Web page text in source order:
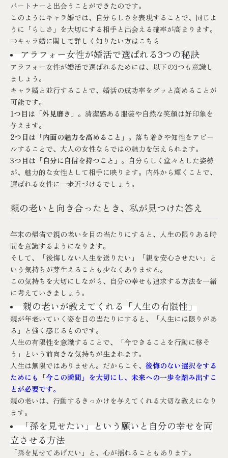
パートナーと出会うことができたのです。
このようにキャラ婚では、自分らしさを表現することで、同じよ
うに「らしさ」を大切にする相手と出会える確率が高まります。
⇒キャラ婚に関して詳しく知りたい方はこちら
アラフォー女性が婚活で選ばれる3つの秘訣
アラフォー女性が婚活で選ばれるためには、以下の3つも意識し
ましょう。
キャラ婚と並行することで、婚活の成功率をグッと高めることが
可能です。
1つ目は「外見磨き」 。清潔感ある服装や自然な笑顔は好印象を
与えます。
2つ目は「内面の魅力を高めること」 。落ち着きや知性をアピー
ルすることで、大人の女性ならではの魅力を伝えられます。
3つ目は「自分に自信を持つこと」 。自分らしく堂々とした姿勢
が、魅力的な女性として相手に映ります。内外から輝くことで、
選ばれる女性に一歩近づけるでしょう。
親の老いと向き合ったとき、私が見つけた答え
年末の帰省で親の老いを目の当たりにすると、人生の限りある時
間を意識するようになります。
そして、「後悔しない人生を送りたい」「親を安心させたい」と
いう気持ちが芽生えることも少なくありません。
この気持ちを大切にしながら、自分の幸せも追求する方法を一緒
に考えていきましょう。
親の老いが教えてくれる「人生の有限性」
親が年老いていく姿を目の当たりにすると、「人生には限りがあ
る」と強く感じるものです。
人生の有限性を意識することで、「今できることを行動に移そ
う」という前向きな気持ちが生まれます。
人生は無限ではありません。だからこそ、 後悔のない選択をする
ためにも「今この瞬間」を大切にし、未来への一歩を踏み出すこ
とが必要です。
親の老いは、行動するきっかけを与えてくれる大切な教えになり
ます。
「孫を見せたい」という願いと自分の幸せを両
立させる方法
「孫を見せてあげたい」と、心が揺れることもあります。